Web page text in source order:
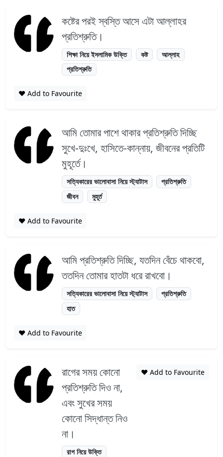
কষ্টের পরই স্বস্তি আসে এটা আল্লাহর
প্রতিশ্রুতি।
শিক্ষা নিয়ে ইসলামিক উক্তি কষ্ট
আল্লাহ
প্রতিশ্রুতি
❤️ Add to Favourite
আমি তোমার পাশে থাকার প্রতিশ্রুতি দিচ্ছি
সুখে-দুঃখে, হাসিতে-কান্নায়, জীবনের প্রতিটি
মুহূর্তে।
সত্যিকারের ভালোবাসা নিয়ে স্ট্যাটাস
প্রতিশ্রুতি
জীবন
মুহূর্ত
❤️ Add to Favourite
আমি প্রতিশ্রুতি দিচ্ছি, যতদিন বেঁচে থাকবো,
ততদিন তোমার হাতটা ধরে রাখবো।
সত্যিকারের ভালোবাসা নিয়ে স্ট্যাটাস
প্রতিশ্রুতি
হাত
❤️ Add to Favourite
রাগের সময় কোনো
প্রতিশ্রুতি দিও না,
এবং সুখের সময়
কোনো সিদ্ধান্ত নিও
না।
রাগ নিয়ে উক্তি
❤️ Add to Favourite